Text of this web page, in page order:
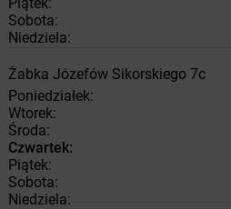
Sobota:
Niedziela:
Żabka Józefów Sikorskiego 7c
Poniedziałek:
Wtorek:
Środa:
Czwartek:
Piątek:
Sobota:
Niedziela: